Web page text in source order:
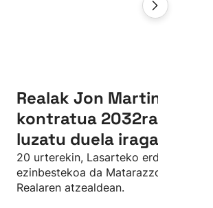
Realak Jon Martinen
kontratua 2032ra arte
luzatu duela iragarri du
20 urterekin, Lasarteko erdiko
ezinbestekoa da Matarazzorentzat
Realaren atzealdean.